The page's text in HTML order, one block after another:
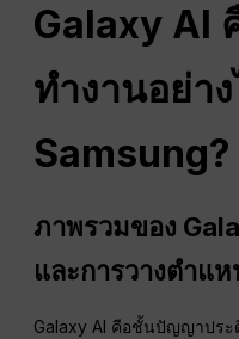
Galaxy AI
ทำงานอย่า
Samsung?
ภาพรวมของ
และการวางตำแห
Galaxy AI คือชั้นปัญญาปร